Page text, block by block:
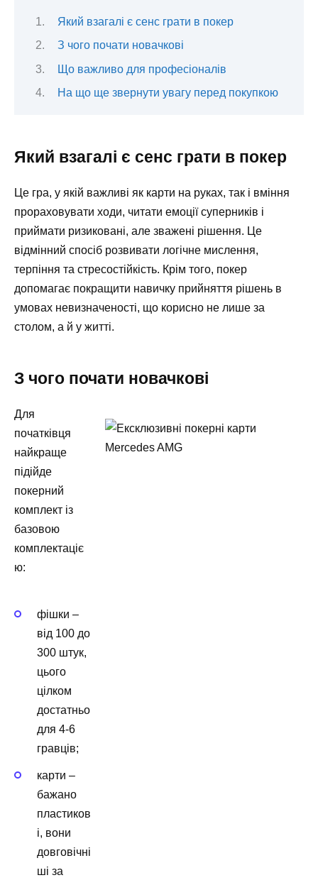
Який взагалі є сенс грати в покер
З чого почати новачкові
Що важливо для професіоналів
На що ще звернути увагу перед покупкою
Який взагалі є сенс грати в покер
Це гра, у якій важливі як карти на руках, так і вміння
прораховувати ходи, читати емоції суперників і
приймати ризиковані, але зважені рішення. Це
відмінний спосіб розвивати логічне мислення,
терпіння та стресостійкість. Крім того, покер
допомагає покращити навичку прийняття рішень в
умовах невизначеності, що корисно не лише за
столом, а й у житті.
З чого почати новачкові
Для
початківця
найкраще
підійде
покерний
комплект із
базовою
комплектаціє
ю:
фішки –
від 100 до
300 штук,
цього
цілком
достатньо
для 4-6
гравців;
карти –
бажано
пластиков
і, вони
довговічні
ші за